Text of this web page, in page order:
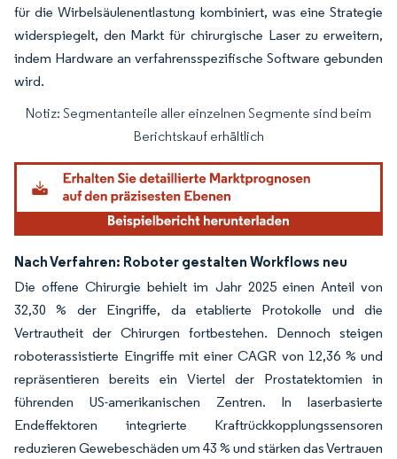
für die Wirbelsäulenentlastung kombiniert, was eine Strategie
widerspiegelt, den Markt für chirurgische Laser zu erweitern,
indem Hardware an verfahrensspezifische Software gebunden
wird.
Bild © Mordor Intelligence. Wiederverwendung erfordert Namensnennung
Notiz: Segmentanteile aller einzelnen Segmente sind beim
Berichtskauf erhältlich
Nach Verfahren: Roboter gestalten Workflows neu
Die offene Chirurgie behielt im Jahr 2025 einen Anteil von
32,30 % der Eingriffe, da etablierte Protokolle und die
Vertrautheit der Chirurgen fortbestehen. Dennoch steigen
roboterassistierte Eingriffe mit einer CAGR von 12,36 % und
repräsentieren bereits ein Viertel der Prostatektomien in
führenden US-amerikanischen Zentren. In laserbasierte
Endeffektoren integrierte Kraftrückkopplungssensoren
reduzieren Gewebeschäden um 43 % und stärken das Vertrauen